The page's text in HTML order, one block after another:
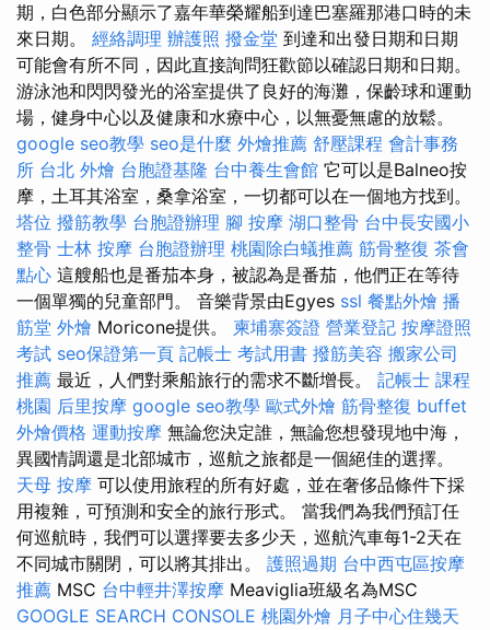
期，白色部分顯示了嘉年華榮耀船到達巴塞羅那港口時的未
來日期。 經絡調理 辦護照 撥金堂 到達和出發日期和日期
可能會有所不同，因此直接詢問狂歡節以確認日期和日期。
游泳池和閃閃發光的浴室提供了良好的海灘，保齡球和運動
場，健身中心以及健康和水療中心，以無憂無慮的放鬆。
google seo教學 seo是什麼 外燴推薦 舒壓課程 會計事務
所 台北 外燴 台胞證基隆 台中養生會館 它可以是Balneo按
摩，土耳其浴室，桑拿浴室，一切都可以在一個地方找到。
塔位 撥筋教學 台胞證辦理 腳 按摩 湖口整骨 台中長安國小
整骨 士林 按摩 台胞證辦理 桃園除白蟻推薦 筋骨整復 茶會
點心 這艘船也是番茄本身，被認為是番茄，他們正在等待
一個單獨的兒童部門。 音樂背景由Egyes ssl 餐點外燴 播
筋堂 外燴 Moricone提供。 柬埔寨簽證 營業登記 按摩證照
考試 seo保證第一頁 記帳士 考試用書 撥筋美容 搬家公司
推薦 最近，人們對乘船旅行的需求不斷增長。 記帳士 課程
桃園 后里按摩 google seo教學 歐式外燴 筋骨整復 buffet
外燴價格 運動按摩 無論您決定誰，無論您想發現地中海，
異國情調還是北部城市，巡航之旅都是一個絕佳的選擇。
天母 按摩 可以使用旅程的所有好處，並在奢侈品條件下採
用複雜，可預測和安全的旅行形式。 當我們為我們預訂任
何巡航時，我們可以選擇要去多少天，巡航汽車每1-2天在
不同城市關閉，可以將其排出。 護照過期 台中西屯區按摩
推薦 MSC 台中輕井澤按摩 Meaviglia班級名為MSC
GOOGLE SEARCH CONSOLE 桃園外燴 月子中心住幾天